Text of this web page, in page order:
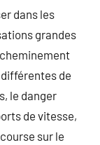
dans les
grandes
de
le danger
de vitesse,
sur le